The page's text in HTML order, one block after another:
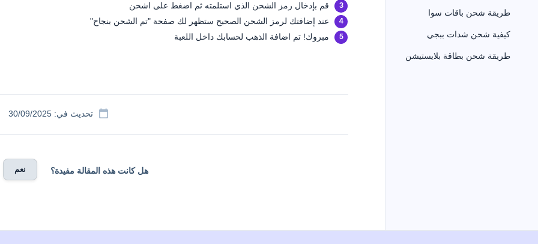
طريقة شحن باقات سوا
كيفية شحن شدات ببجي
طريقة شحن بطاقة بلايستيشن
قم بإدخال رمز الشحن الذي استلمته ثم اضغط على اشحن
عند إضافتك لرمز الشحن الصحيح ستظهر لك صفحة "تم الشحن بنجاح"
مبروك! تم اضافة الذهب لحسابك داخل اللعبة
تحديث في: 30/09/2025
هل كانت هذه المقالة مفيدة؟ نعم